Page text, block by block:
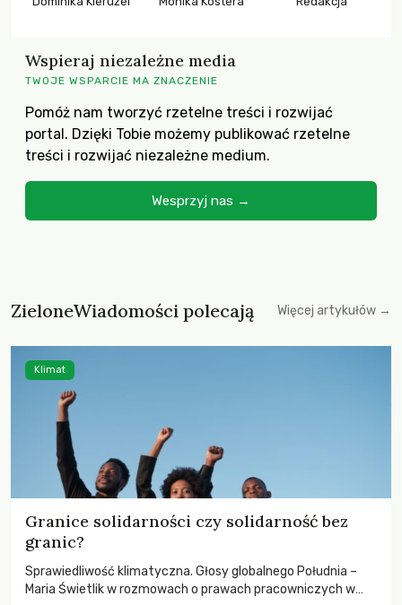
Wspieraj niezależne media
TWOJE WSPARCIE MA ZNACZENIE
Pomóż nam tworzyć rzetelne treści i rozwijać
portal. Dzięki Tobie możemy publikować rzetelne
treści i rozwijać niezależne medium.
Wesprzyj nas →
ZieloneWiadomości polecają Więcej artykułów →
Granice solidarności czy solidarność bez
granic?
Sprawiedliwość klimatyczna. Głosy globalnego Południa –
Maria Świetlik w rozmowach o prawach pracowniczych w
Klimat